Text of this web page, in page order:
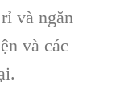
và ngăn
và các